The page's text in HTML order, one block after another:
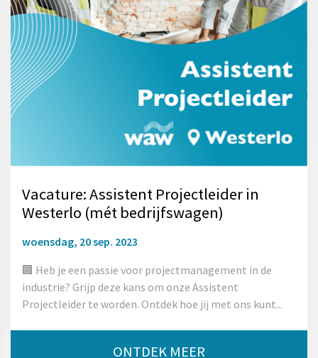
Vacature: Assistent Projectleider in
Westerlo (mét bedrijfswagen)
woensdag, 20 sep. 2023
🏢 Heb je een passie voor projectmanagement in de
industrie? Grijp deze kans om onze Assistent
Projectleider te worden. Ontdek hoe jij met ons kunt...
ONTDEK MEER